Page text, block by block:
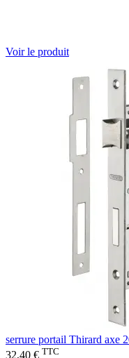
Voir le produit
serrure portail Thirard axe
32,40 € TTC